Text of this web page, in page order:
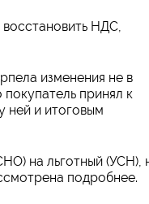
НДС,
изменения не в
принял к
ней и итоговым
на льготный (УСН),
подробнее.